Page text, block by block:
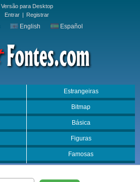
Versão para Desktop
Entrar | Registrar
English Español
Estrangeiras
Bitmap
Básica
Figuras
Famosas